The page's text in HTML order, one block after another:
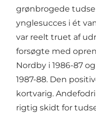
grønbrogede
ynglesucces i ét
var reelt truet af
forsøgte med
Nordby i 1986-87
1987-88. Den
kortvarig.
rigtig skidt for